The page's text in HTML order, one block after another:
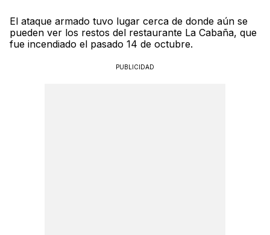
El ataque armado tuvo lugar cerca de donde aún se
pueden ver los restos del restaurante La Cabaña, que
fue incendiado el pasado 14 de octubre.
PUBLICIDAD